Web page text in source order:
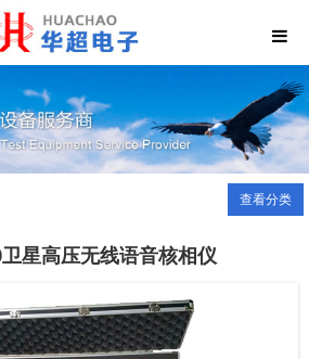
查看分类
星高压无线语音核相仪